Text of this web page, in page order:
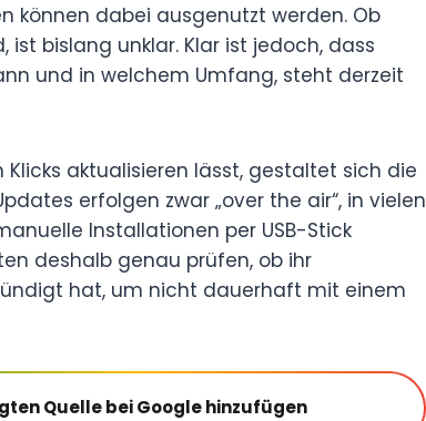
können dabei ausgenutzt werden. Ob
bislang unklar. Klar ist jedoch, dass
und in welchem Umfang, steht derzeit
aktualisieren lässt, gestaltet sich die
erfolgen zwar „over the air“, in vielen
Installationen per USB-Stick
deshalb genau prüfen, ob ihr
hat, um nicht dauerhaft mit einem
Quelle bei Google hinzufügen